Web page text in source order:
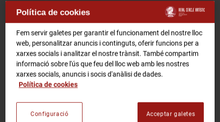
RCA Radio
RCA TV
RCA TEATRE
Gastronomic Experience 360º
Entrades Esdeveniments
Comparteix
El llibre que presentem ens parla de fotografia i també
d’art.
Ens parla d’un neguit vital davant la pèrdua de la
Política de cookies
Fem servir galetes per garantir el funcionament del nostre lloc
web, personalitzar anuncis i continguts, oferir funcions per a
xarxes socials i analitzar el nostre trànsit. També compartim
informació sobre l'ús que feu del lloc web amb les nostres
xarxes socials, anuncis i socis d'anàlisi de dades.
Política de cookies
Acceptar galetes
Configuració